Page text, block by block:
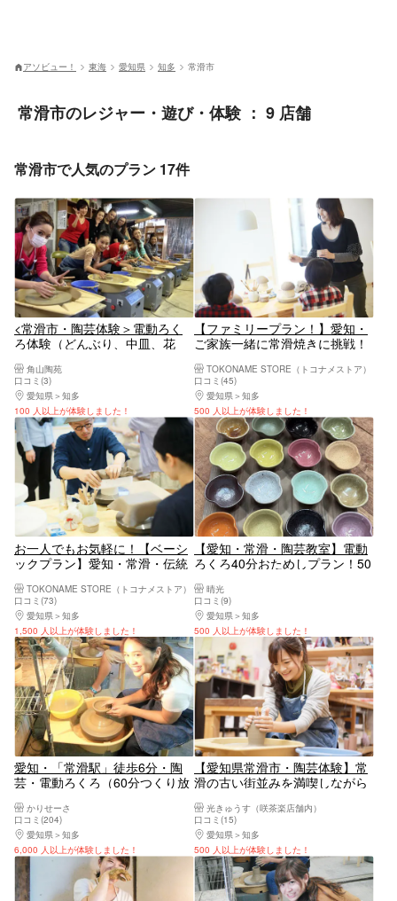
アソビュー！ 東海 愛知県 知多 常滑市
常滑市のレジャー・遊び・体験 ： 9 店舗
常滑市で人気のプラン 17件
<常滑市・陶芸体験＞電動ろく
ろ体験（どんぶり、中皿、花
ての方でも安心プラン
角山陶苑
口コミ(3)
愛知県
知多
100 人以上が体験しました！
【ファミリープラン！】愛知・
ご家族一緒に常滑焼きに挑戦！
TOKONAME STORE（トコナメストア）
口コミ(45)
愛知県
知多
500 人以上が体験しました！
お一人でもお気軽に！【ベーシ
ックプラン】愛知・常滑・伝統
う TOKONAME STORE（トコナメストア）
口コミ(73)
愛知県
知多
1,500 人以上が体験しました！
【愛知・常滑・陶芸教室】電動
ろくろ40分おためしプラン！50
る（焼成費・加工費全て込
み！）
晴光
口コミ(9)
愛知県
知多
500 人以上が体験しました！
愛知・「常滑駅」徒歩6分・陶
芸・電動ろくろ（60分つくり放
かりせーさ
口コミ(204)
愛知県
知多
6,000 人以上が体験しました！
【愛知県常滑市・陶芸体験】常
滑の古い街並みを満喫しながら
光きゅうす（咲茶楽店舗内）
口コミ(15)
愛知県
知多
500 人以上が体験しました！